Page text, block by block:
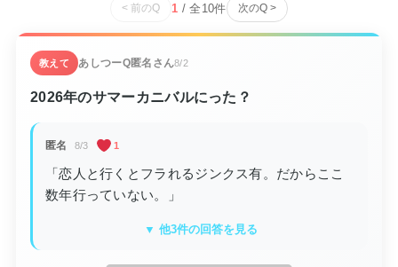
< 前のQ 1 / 全 10件 次のQ >
教えて あしつーQ匿名さん8/2
2026年のサマーカニバルにった？
匿名 8/3 1
「恋人と行くとフラれるジンクス有。だからここ
数年行っていない。」
▼ 他3件の回答を見る